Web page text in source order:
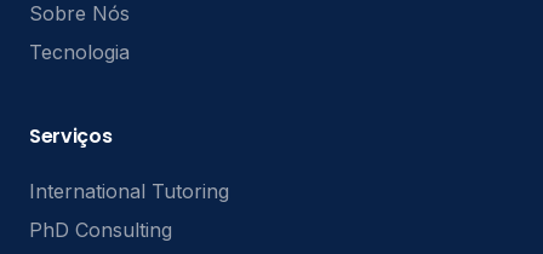
Sobre Nós
Tecnologia
Serviços
International Tutoring
PhD Consulting